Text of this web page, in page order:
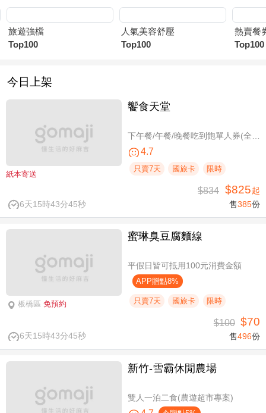
旅遊強檔
Top100
人氣美容舒壓
Top100
熱賣餐
Top100
今日上架
紙本寄送
饗食天堂
4.7
只賣7天 國旅卡 限時
6天15時43分44秒
$834 $825起
售385份
板橋區 免預約
蜜琳臭豆腐麵線
平假日皆可抵用100元消費金額
APP贈點8%
只賣7天 國旅卡 限時
6天15時43分44秒
$100 $70
售496份
新竹-雪霸休閒農場
雙人一泊二食(農遊超市專案)